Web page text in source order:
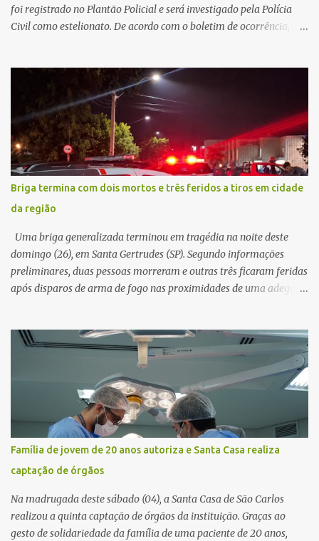
foi registrado no Plantão Policial e será investigado pela Polícia
Civil como estelionato. De acordo com o boletim de ocorrência, a
suspeito alegou que seria necessário atualizar o cadastro da conta
e passou a orientar a vítima sobre os procedimentos que deveriam
ser realizados. Dias depois, o golpista enviou um documento em
PDF simulando uma comunicação oficial da instituição financeira.
Na sequência, entrou em contato por telefone e encaminhou um
link, orientando a vítima a acessá-lo pelo computador para
concluir a suposta atualização cadastral. Após realizar o
procedimento, a conta bancária ficou bloqueada por algumas
horas. Sem conseguir acessar o sistema, a vítima tentou
novamente contato com o suposto gerente, mas não obteve
resposta. Na segunda-fe...
Briga termina com dois mortos e três feridos a tiros em cidade
da região
Uma briga generalizada terminou em tragédia na noite deste
domingo (26), em Santa Gertrudes (SP). Segundo informações
preliminares, duas pessoas morreram e outras três ficaram feridas
após disparos de arma de fogo nas proximidades de uma adega. O
começado dentro do estabelecimento e se estendido para a área
externa, quando dois homens armados passaram a efetuar
diversos disparos. Duas vítimas morreram ainda no local. Outras
três pessoas foram baleadas e socorridas. Até o momento, não
foram divulgadas informações oficiais sobre o estado de saúde dos
feridos. Equipes da Polícia Militar de Santa Gertrudes atenderam a
ocorrência e isolaram a área para o trabalho da perícia. Até a
última atualização, nenhum suspeito havia sido preso. A Polícia
Civil investigará a motivação da briga, a autoria dos disparos e as
circunstâncias do crime. A ocorrência segue em anda...
Família de jovem de 20 anos autoriza e Santa Casa realiza
captação de órgãos
Na madrugada deste sábado (04), a Santa Casa de São Carlos
realizou a quinta captação de órgãos da instituição. Graças ao
gesto de solidariedade da família de uma paciente de 20 anos,